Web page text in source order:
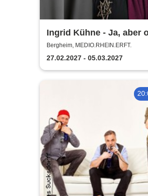
Ingrid Kühne - Ja, aber
mich!
Bergheim, MEDIO.RHEIN.ERFT.
27.02.2027 - 05.03.2027